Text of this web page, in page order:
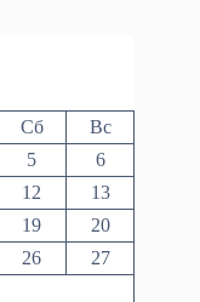
Сб
Вс
5
6
12
13
19
20
26
27